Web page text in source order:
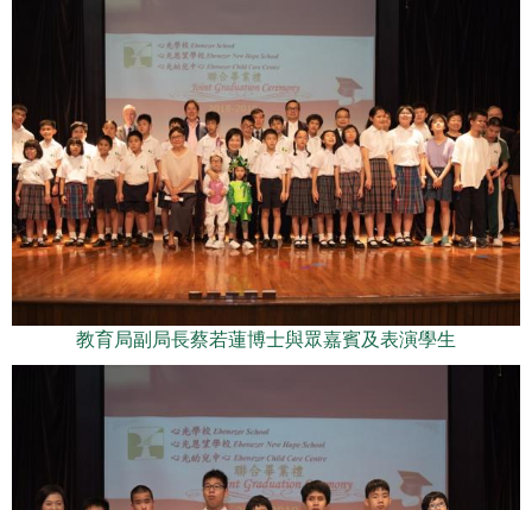
教育局副局長蔡若蓮博士與眾嘉賓及表演學生